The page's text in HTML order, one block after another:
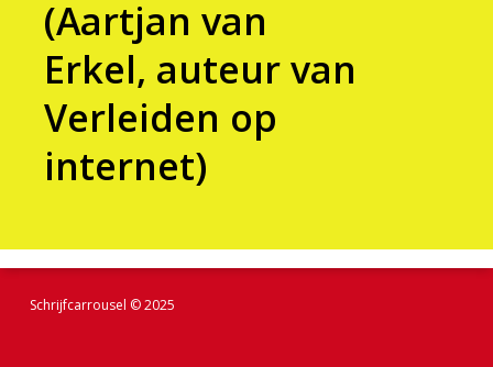
(Aartjan van
Erkel, auteur van
Verleiden op
internet)
Schrijfcarrousel © 2025